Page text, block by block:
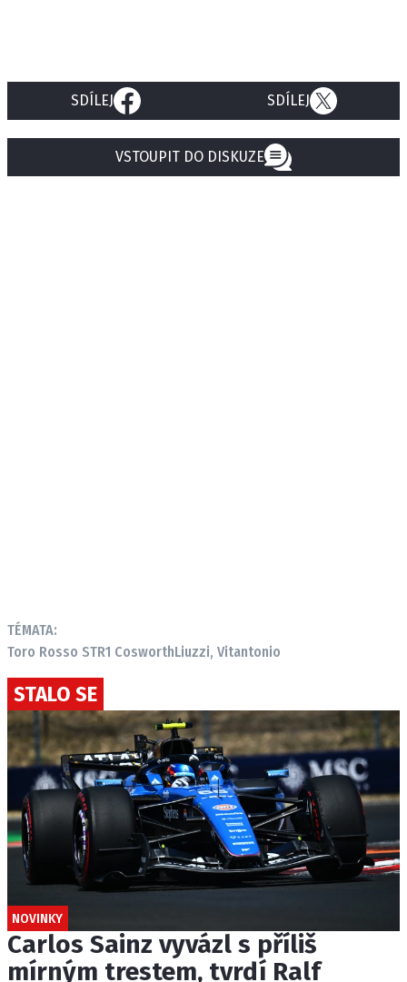
SDÍLEJ SDÍLEJ
VSTOUPIT DO DISKUZE
TÉMATA:
Toro Rosso STR1 CosworthLiuzzi, Vitantonio
STALO SE
NOVINKY
Carlos Sainz vyvázl s příliš
mírným trestem, tvrdí Ralf